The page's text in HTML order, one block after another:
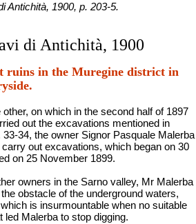
Antichità, 1900, p. 203-5.
di Antichità, 1900
ruins in the Muregine district in
on which in the second half of 1897
out the excavations mentioned in
33-34, the owner Signor Pasquale Malerba
out excavations, which began on 30
on 25 November 1899.
owners in the Sarno valley, Mr Malerba
obstacle of the underground waters,
is insurmountable when no suitable
led Malerba to stop digging.